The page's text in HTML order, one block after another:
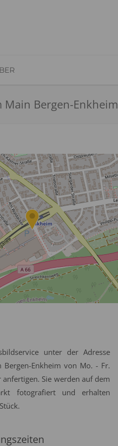
Bergen-Enkheim
unter der Adresse
Enkheim von Mo. - Fr.
Sie werden auf dem
fotografiert und erhalten